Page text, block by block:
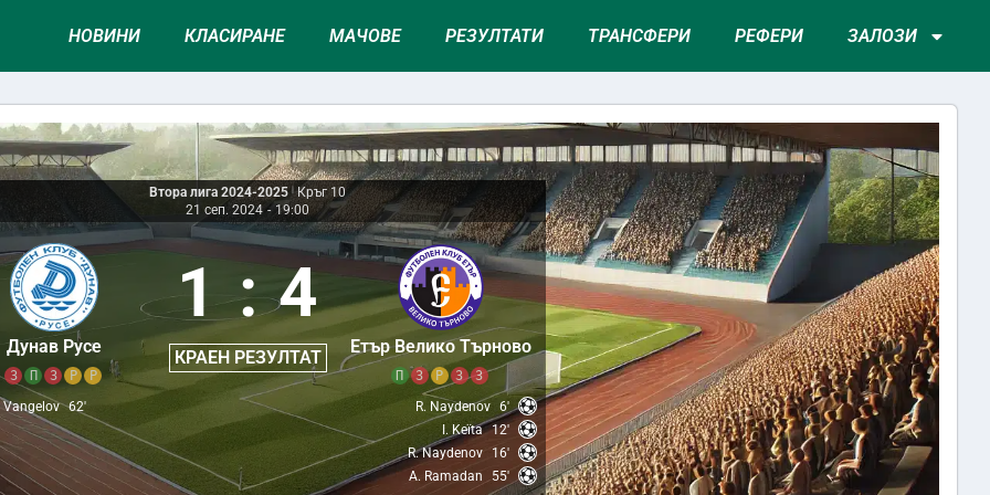
НОВИНИ КЛАСИРАНЕ МАЧОВЕ РЕЗУЛТАТИ ТРАНСФЕРИ РЕФЕРИ ЗАЛОЗИ
Втора лига 2024-2025
Кръг 10
21 сеп. 2024 - 19:00
Дунав Русе
З П З Р Р
1 : 4
КРАЕН РЕЗУЛТАТ Етър Велико Търново
П З Р З
З
Vangelov 62' R. Naydenov 6'
I. Keïta 12'
R. Naydenov
16'
A. Ramadan
55'